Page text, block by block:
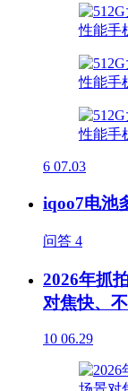
6 07.03
iqoo7电池
问答 4
2026年抓
对焦快、
10 06.29